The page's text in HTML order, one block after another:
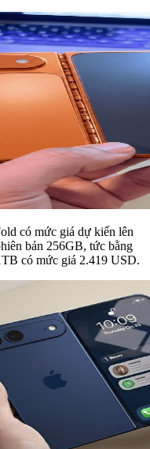
có mức giá dự kiến lên
bản 256GB, tức bằng
có mức giá 2.419 USD.